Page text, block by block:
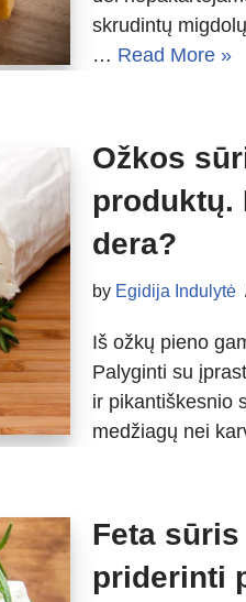
skrudintų
… Read More »
Ožkos
produktų.
dera?
by Egidija Indulytė
Iš ožkų pieno
Palyginti su
ir pikantiškesnio
medžiagų nei
Feta
priderinti